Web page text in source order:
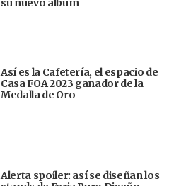
su nuevo álbum
Así es la Cafetería, el espacio de
Casa FOA 2023 ganador de la
Medalla de Oro
Alerta spoiler: así se diseñan los